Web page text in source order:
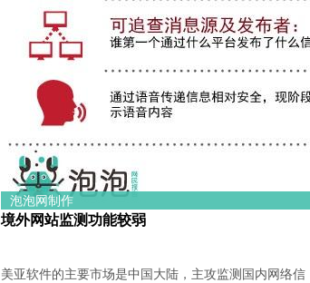
泡泡网制作
境外网站监测功能较弱
美亚软件的主要市场是中国大陆，主攻监测国内网络信